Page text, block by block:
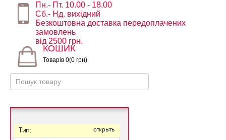
Пн.- Пт. 10.00 - 18.00
Сб.- Нд. вихідний
Безкоштовна доставка передоплачених
замовлень
від 2500 грн.
КОШИК
Товарів 0(0 грн)
Тип: открыть